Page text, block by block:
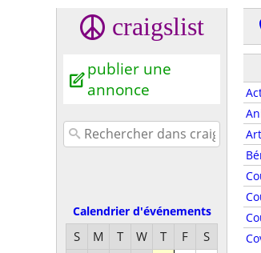
craigslist
publier une
annonce
Calendrier d'événements
S M T W T F S